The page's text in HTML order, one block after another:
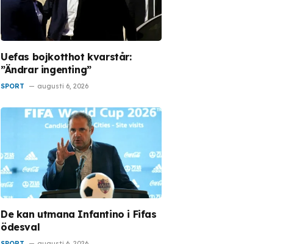
Uefas bojkotthot kvarstår:
”Ändrar ingenting”
SPORT augusti 6, 2026
De kan utmana Infantino i Fifas
ödesval